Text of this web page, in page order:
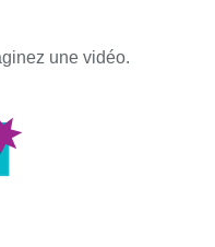
une vidéo.